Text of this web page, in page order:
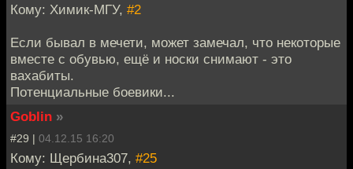
Кому: Химик-МГУ, #2
Если бывал в мечети, может замечал, что некоторые
вместе с обувью, ещё и носки снимают - это
вахабиты.
Потенциальные боевики...
Goblin »
#29 | 04.12.15 16:20
Кому: Щербина307, #25